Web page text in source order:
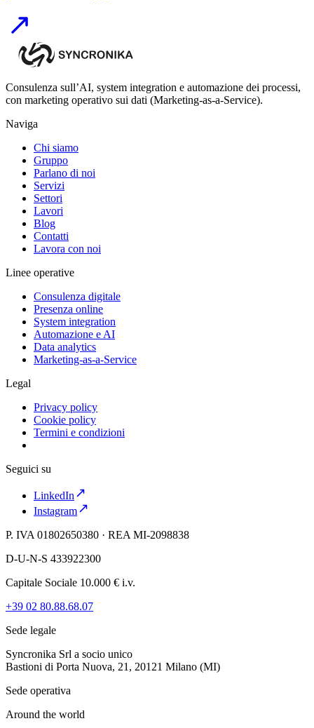
Consulenza sull’AI, system integration e automazione dei processi,
con marketing operativo sui dati (Marketing-as-a-Service).
Naviga
Chi siamo
Gruppo
Parlano di noi
Servizi
Settori
Lavori
Blog
Contatti
Lavora con noi
Linee operative
Consulenza digitale
Presenza online
System integration
Automazione e AI
Data analytics
Marketing-as-a-Service
Legal
Privacy policy
Cookie policy
Termini e condizioni
Seguici su
LinkedIn
Instagram
P. IVA 01802650380 · REA MI-2098838
D-U-N-S 433922300
Capitale Sociale 10.000 € i.v.
+39 02 80.88.68.07
Sede legale
Syncronika Srl a socio unico
Bastioni di Porta Nuova, 21, 20121 Milano (MI)
Sede operativa
Around the world